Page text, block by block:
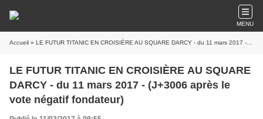
MENU
Accueil » LE FUTUR TITANIC EN CROISIÈRE AU SQUARE DARCY - du 11 mars 2017 - (J+3006 après le vote négatif fondateur)
LE FUTUR TITANIC EN CROISIÈRE AU SQUARE
DARCY - du 11 mars 2017 - (J+3006 après le
vote négatif fondateur)